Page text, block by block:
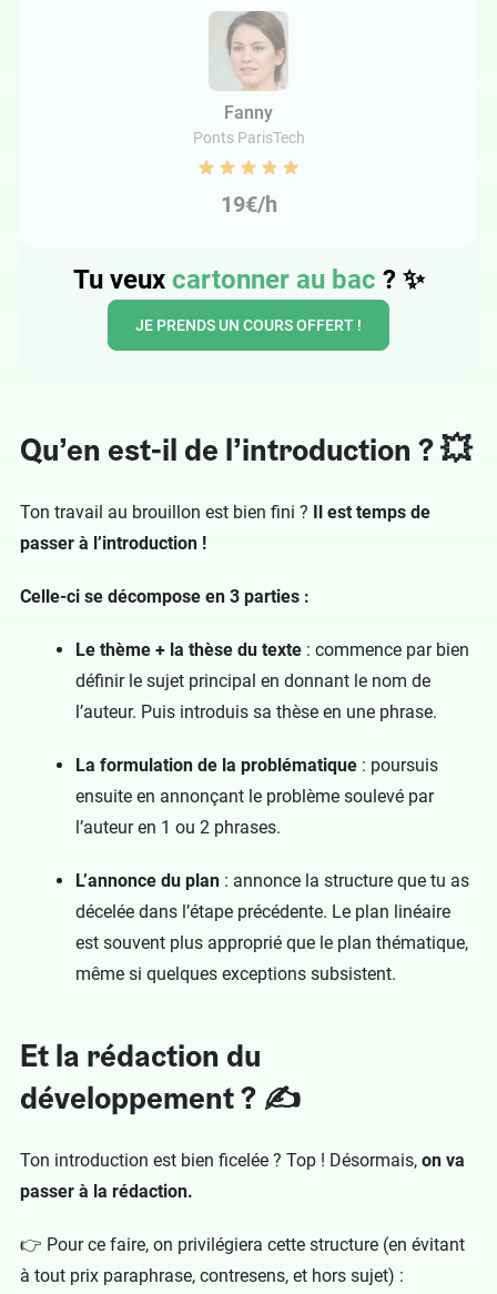
Fanny
Ponts ParisTech
19€/h
Tu veux cartonner au bac ? ✨
JE PRENDS UN COURS OFFERT !
Qu’en est-il de l’introduction ? 💥
Ton travail au brouillon est bien fini ? Il est temps de
passer à l’introduction !
Celle-ci se décompose en 3 parties :
Le thème + la thèse du texte : commence par bien
définir le sujet principal en donnant le nom de
l’auteur. Puis introduis sa thèse en une phrase.
La formulation de la problématique : poursuis
ensuite en annonçant le problème soulevé par
l’auteur en 1 ou 2 phrases.
L’annonce du plan : annonce la structure que tu as
décelée dans l’étape précédente. Le plan linéaire
est souvent plus approprié que le plan thématique,
même si quelques exceptions subsistent.
Et la rédaction du
développement ? ✍️
Ton introduction est bien ficelée ? Top ! Désormais, on va
passer à la rédaction.
👉 Pour ce faire, on privilégiera cette structure (en évitant
à tout prix paraphrase, contresens, et hors sujet) :